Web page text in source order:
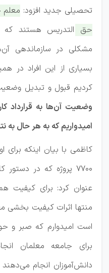
تحصیلی جدید افزود: معلم
حق التدریس هستند که
مشکلی در سازماندهی
بسیاری از این افراد در
کردیم قبول و تبدیل
وضعیت آن‌ها به قرارداد
امیدواریم که به هر حال به
۷۷۰۰ پروژه که در
عنوان کرد: برای کیفیت
منتها اثرات کیفیت بخشی
است امیدوارم که صبر و
برای جامعه معلمان
دانش‌آموزان انجام